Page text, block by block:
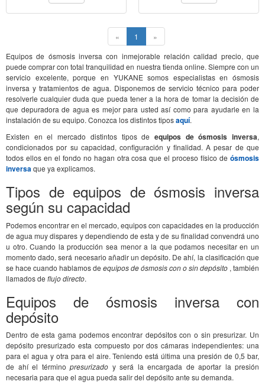
« 1 (current)
»
Equipos de ósmosis inversa con inmejorable relación calidad precio, que
puede comprar con total tranquilidad en nuestra tienda online. Siempre con un
servicio excelente, porque en YUKANE somos especialistas en ósmosis
inversa y tratamientos de agua. Disponemos de servicio técnico para poder
resolverle cualquier duda que pueda tener a la hora de tomar la decisión de
que depuradora de agua es mejor para usted así como para ayudarle en la
instalación de su equipo. Conozca los distintos tiposaquí.
Existen en el mercado distintos tipos de equipos de ósmosis inversa,
condicionados por su capacidad, configuración y finalidad. A pesar de que
todos ellos en el fondo no hagan otra cosa que el proceso físico de ósmosis
inversaque ya explicamos.
Tipos de equipos de ósmosis inversa
según su capacidad
Podemos encontrar en el mercado, equipos con capacidades en la producción
de agua muy dispares y dependiendo de esta y de su finalidad convendrá uno
u otro. Cuando la producción sea menor a la que podamos necesitar en un
momento dado, será necesario añadir un depósito. De ahí, la clasificación que
se hace cuando hablamos de equipos de ósmosis con o sin depósito , también
llamados de flujo directo.
Equipos de ósmosis inversa con
depósito
Dentro de esta gama podemos encontrar depósitos con o sin presurizar. Un
depósito presurizado esta compuesto por dos cámaras independientes: una
para el agua y otra para el aire. Teniendo está última una presión de 0,5 bar,
de ahí el término presurizado y será la encargada de aportar la presión
necesaria para que el agua pueda salir del depósito ante su demanda.